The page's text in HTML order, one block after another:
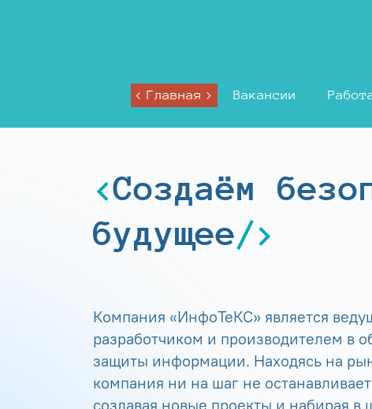
Главная Вакансии
Создаём
будущее
Компания «ИнфоТеКС» является
разработчиком и производителем в
защиты информации. Находясь на
компания ни на шаг не
создавая новые проекты и набирая в